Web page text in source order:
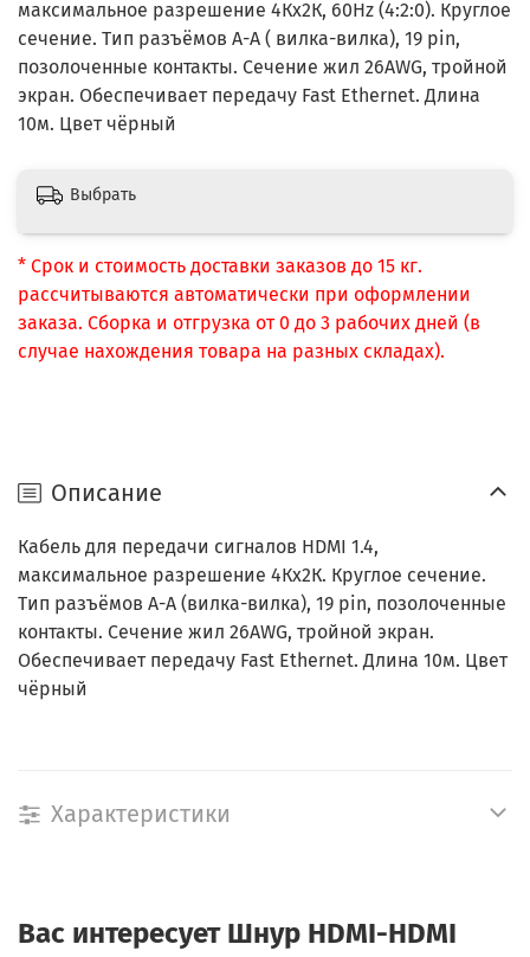
максимальное разрешение 4Кх2К, 60Hz (4:2:0). Круглое
сечение. Тип разъёмов А-А ( вилка-вилка), 19 pin,
позолоченные контакты. Сечение жил 26AWG, тройной
экран. Обеспечивает передачу Fast Ethernet. Длина
10м. Цвет чёрный
Выбрать
* Срок и стоимость доставки заказов до 15 кг.
рассчитываются автоматически при оформлении
заказа. Сборка и отгрузка от 0 до 3 рабочих дней (в
случае нахождения товара на разных складах).
Описание
Кабель для передачи сигналов HDMI 1.4,
максимальное разрешение 4Кх2К. Круглое сечение.
Тип разъёмов А-А (вилка-вилка), 19 pin, позолоченные
контакты. Сечение жил 26AWG, тройной экран.
Обеспечивает передачу Fast Ethernet. Длина 10м. Цвет
чёрный
Характеристики
Вас интересует Шнур HDMI-HDMI